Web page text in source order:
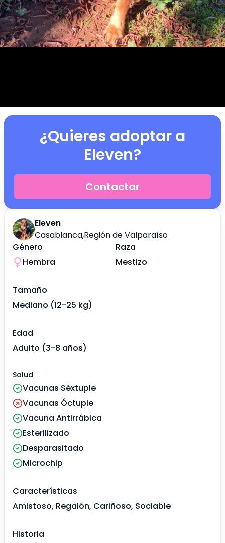
Eleven
Casablanca,Región de Valparaíso
Género
Hembra
Raza
Mestizo
Tamaño
Mediano (12-25 kg)
Edad
Adulto (3-8 años)
Salud
Vacunas Séxtuple
Vacunas Óctuple
Vacuna Antirrábica
Esterilizado
Desparasitado
Microchip
Características
Amistoso, Regalón, Cariñoso, Sociable
Historia
¿Quieres adoptar a
Eleven?
Contactar